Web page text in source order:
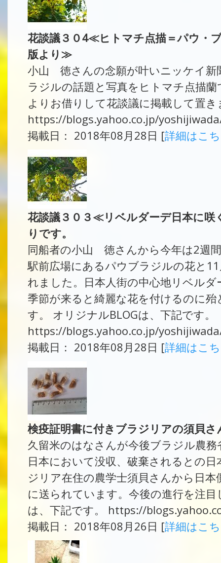
花談議３０4≪ヒトマチ点描＝パウ・
版より≫
小山 徳さんの念願が叶いニッケイ新
ラジルの話題と写真をヒトマチ点描
よりお借りして花談議に掲載して置
https://blogs.yahoo.co.jp/
掲載日： 2018年08月28日 [詳細はこ
花談議３０３≪リベルダーデ日本に
りです。
同船者の小山 徳さんから今年は2週
駅前広場にあるパウブラジルの花と
れました。日本人街の中心地リベル
季節が来ると綺麗な花を付けるのに
す。 オリジナルBLOGは、下記です。
https://blogs.yahoo.co.jp/
掲載日： 2018年08月28日 [詳細はこ
検疫証明書に付きブラジリアの須貝
久留米のはなさんが今後ブラジル農
日本において没収、破棄されるとの
ジリア在住の農学士須貝さんから日
に送られています。今後の進行を注
は、下記です。 https://
掲載日： 2018年08月26日 [詳細はこ